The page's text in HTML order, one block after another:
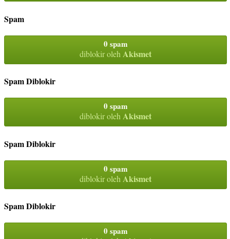
Spam
0 spam
diblokir oleh Akismet
Spam Diblokir
0 spam
diblokir olehAkismet
Spam Diblokir
0 spam
diblokir oleh Akismet
Spam Diblokir
0 spam